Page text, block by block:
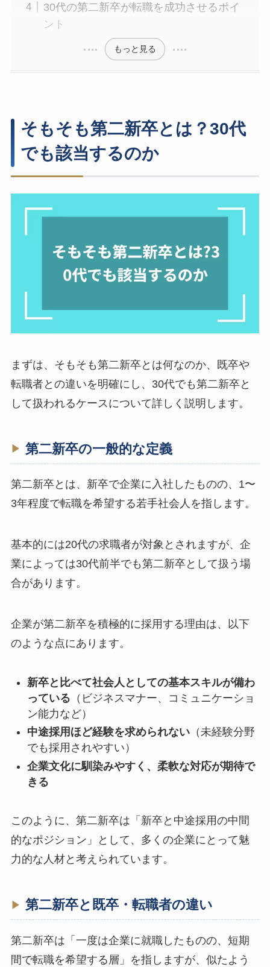
30代の第二新卒が転職を成功させるポイ
ント
もっと見る
そもそも第二新卒とは？30代
でも該当するのか
まずは、そもそも第二新卒とは何なのか、既卒や
転職者との違いを明確にし、30代でも第二新卒と
して扱われるケースについて詳しく説明します。
第二新卒の一般的な定義
第二新卒とは、新卒で企業に入社したものの、1〜
3年程度で転職を希望する若手社会人を指します。
基本的には20代の求職者が対象とされますが、企
業によっては30代前半でも第二新卒として扱う場
合があります。
企業が第二新卒を積極的に採用する理由は、以下
のような点にあります。
新卒と比べて社会人としての基本スキルが備わ
っている （ビジネスマナー、コミュニケーショ
ン能力など）
中途採用ほど経験を求められない（未経験分野
でも採用されやすい）
企業文化に馴染みやすく、柔軟な対応が期待で
きる
このように、第二新卒は「新卒と中途採用の中間
的なポジション」として、多くの企業にとって魅
力的な人材と考えられています。
第二新卒と既卒・転職者の違い
第二新卒は「一度は企業に就職したものの、短期
間で転職を希望する層」を指しますが、似たよう